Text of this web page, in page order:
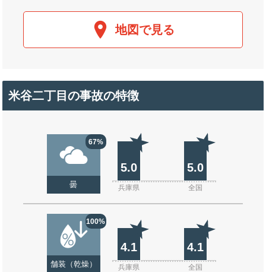
地図で見る
米谷二丁目の事故の特徴
67%
曇
5.0 5.0
兵庫県 全国
100%
舗装（乾燥）
4.1 4.1
兵庫県 全国